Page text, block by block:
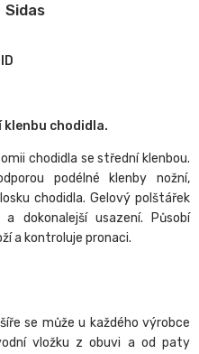
Sidas
klenbu chodidla.
chodidla se střední klenbou.
podélné klenby nožní,
chodidla. Gelový polštářek
dokonalejší usazení. Působí
a kontroluje pronaci.
se může u každého výrobce
vložku z obuvi a od paty